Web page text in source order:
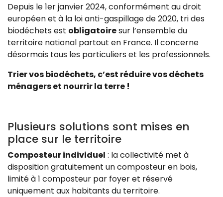
Depuis le 1er janvier 2024, conformément au droit
européen et à la loi anti-gaspillage de 2020, tri des
biodéchets est obligatoiresur l’ensemble du
territoire national partout en France. Il concerne
désormais tous les particuliers et les professionnels.
Trier vos biodéchets, c’est réduire vos déchets
ménagers et nourrir la terre !
Plusieurs solutions sont mises en
place sur le territoire
Composteur individuel : la collectivité met à
disposition gratuitement un composteur en bois,
limité à 1 composteur par foyer et réservé
uniquement aux habitants du territoire.